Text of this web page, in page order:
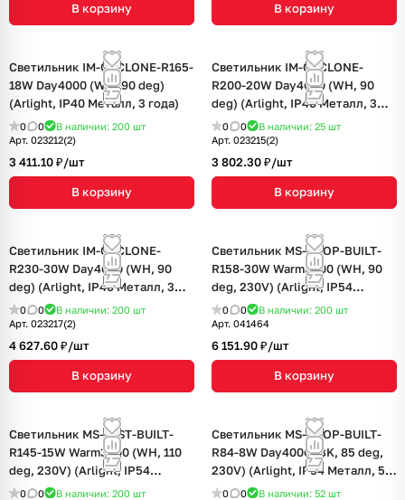
В корзину В корзину
Светильник IM-CYCLONE-R165-
18W Day4000 (WH, 90 deg)
(Arlight, IP40 Металл, 3 года)
0 0 В наличии: 200 шт
Арт. 023212(2)
3 411.10 ₽/шт
В корзину
Светильник IM-CYCLONE-
R200-20W Day4000 (WH, 90
deg) (Arlight, IP40 Металл, 3
года)
0 0 В наличии: 25 шт
Арт. 023215(2)
3 802.30 ₽/шт
В корзину
Светильник IM-CYCLONE-
R230-30W Day4000 (WH, 90
deg) (Arlight, IP40 Металл, 3
года)
0 0 В наличии: 200 шт
Арт. 023217(2)
4 627.60 ₽/шт
В корзину
Светильник MS-DROP-BUILT-
R158-30W Warm3000 (WH, 90
deg, 230V) (Arlight, IP54
Металл, 5 лет)
0 0 В наличии: 200 шт
Арт. 041464
6 151.90 ₽/шт
В корзину
Светильник MS-MIST-BUILT-
R145-15W Warm3000 (WH, 110
deg, 230V) (Arlight, IP54
Металл, 5 лет)
0 0 В наличии: 200 шт
Светильник MS-DROP-BUILT-
R84-8W Day4000 (BK, 85 deg,
230V) (Arlight, IP54 Металл, 5
лет)
0 0 В наличии: 52 шт